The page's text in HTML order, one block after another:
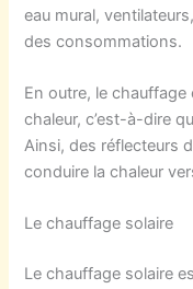
eau mural,
des consommations.
En outre, le chauffage
chaleur, c’est-à-dire
Ainsi, des réflecteurs
conduire la chaleur
Le chauffage solaire
Le chauffage solaire